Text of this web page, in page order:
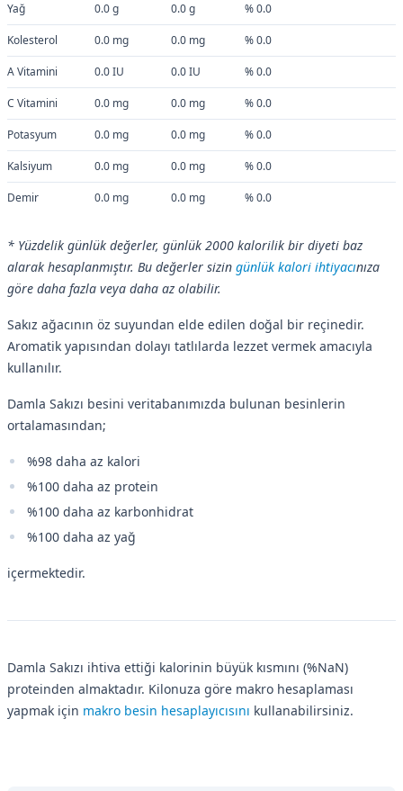
Yağ 0.0 g 0.0 g % 0.0
Kolesterol 0.0 mg 0.0 mg % 0.0
A Vitamini 0.0 IU 0.0 IU % 0.0
C Vitamini 0.0 mg 0.0 mg % 0.0
Potasyum 0.0 mg 0.0 mg % 0.0
Kalsiyum 0.0 mg 0.0 mg % 0.0
Demir 0.0 mg 0.0 mg % 0.0
* Yüzdelik günlük değerler, günlük 2000 kalorilik bir diyeti baz
alarak hesaplanmıştır. Bu değerler sizin günlük kalori ihtiyacınıza
göre daha fazla veya daha az olabilir.
Sakız ağacının öz suyundan elde edilen doğal bir reçinedir.
Aromatik yapısından dolayı tatlılarda lezzet vermek amacıyla
kullanılır.
Damla Sakızı besini veritabanımızda bulunan besinlerin
ortalamasından;
%98 daha az kalori
%100 daha az protein
%100 daha az karbonhidrat
%100 daha az yağ
içermektedir.
Damla Sakızı ihtiva ettiği kalorinin büyük kısmını (%NaN)
proteinden almaktadır. Kilonuza göre makro hesaplaması
yapmak için makro besin hesaplayıcısını kullanabilirsiniz.